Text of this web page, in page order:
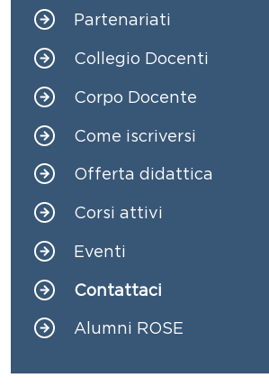
Partenariati
Collegio Docenti
Corpo Docente
Come iscriversi
Offerta didattica
Corsi attivi
Eventi
Contattaci
Alumni ROSE